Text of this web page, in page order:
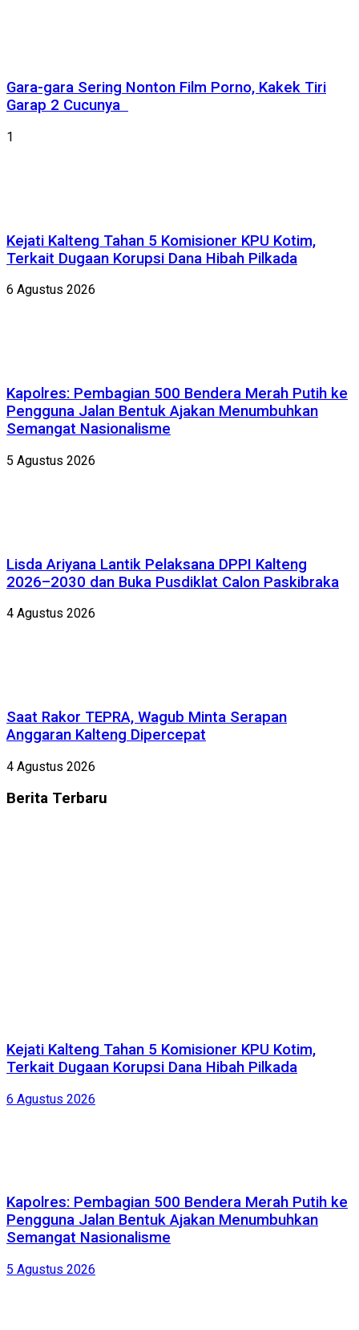
Gara-gara Sering Nonton Film Porno, Kakek Tiri
Garap 2 Cucunya
1
Kejati Kalteng Tahan 5 Komisioner KPU Kotim,
Terkait Dugaan Korupsi Dana Hibah Pilkada
6 Agustus 2026
Kapolres: Pembagian 500 Bendera Merah Putih ke
Pengguna Jalan Bentuk Ajakan Menumbuhkan
Semangat Nasionalisme
5 Agustus 2026
Lisda Ariyana Lantik Pelaksana DPPI Kalteng
2026–2030 dan Buka Pusdiklat Calon Paskibraka
4 Agustus 2026
Saat Rakor TEPRA, Wagub Minta Serapan
Anggaran Kalteng Dipercepat
4 Agustus 2026
Berita Terbaru
Kejati Kalteng Tahan 5 Komisioner KPU Kotim,
Terkait Dugaan Korupsi Dana Hibah Pilkada
6 Agustus 2026
Kapolres: Pembagian 500 Bendera Merah Putih ke
Pengguna Jalan Bentuk Ajakan Menumbuhkan
Semangat Nasionalisme
5 Agustus 2026